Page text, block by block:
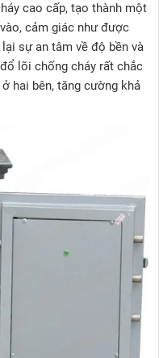
cao cấp, tạo thành một
cảm giác như được
sự an tâm về độ bền và
lõi chống cháy rất chắc
hai bên, tăng cường khả